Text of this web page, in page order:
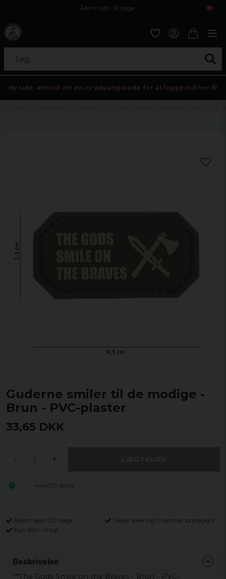
Åbent køb i 30 dage
Søg...
Ny side, anmod om en ny adgangskode for at logge ind her 💀
Guderne smiler til de modige -
Brun - PVC-plaster
33,65 DKK
- +
444130-5442
Åbent køb i 30 dage
Sikker levering til enhver postagent
Kun 59kr i fragt
Beskrivelse
**The Gods Smile on the Braves - Brun - PVC-